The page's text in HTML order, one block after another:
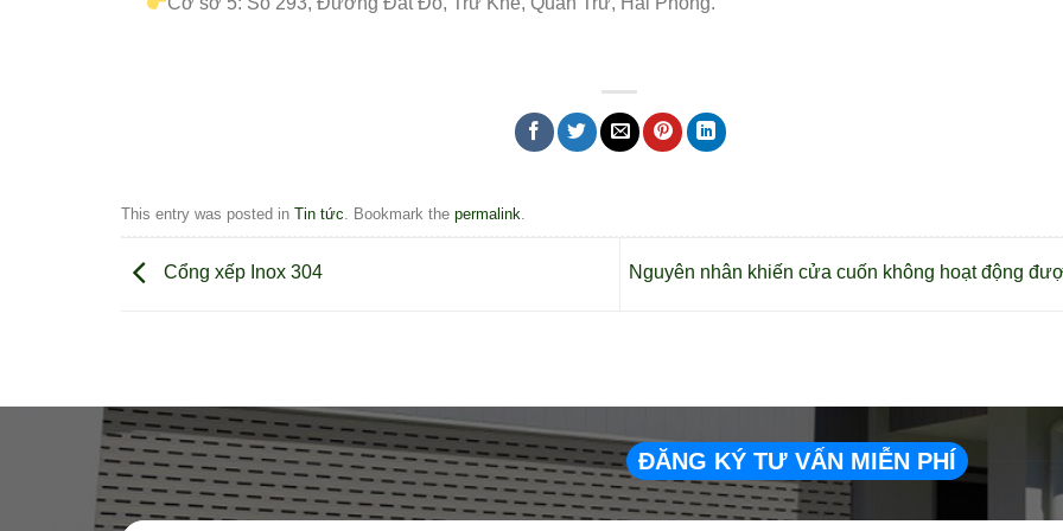
This entry was posted in Tin tức. Bookmark the permalink.
Cổng xếp Inox 304 Nguyên nhân khiến cửa cuốn không hoạt động
ĐĂNG KÝ TƯ VẤN MIỄN PHÍ